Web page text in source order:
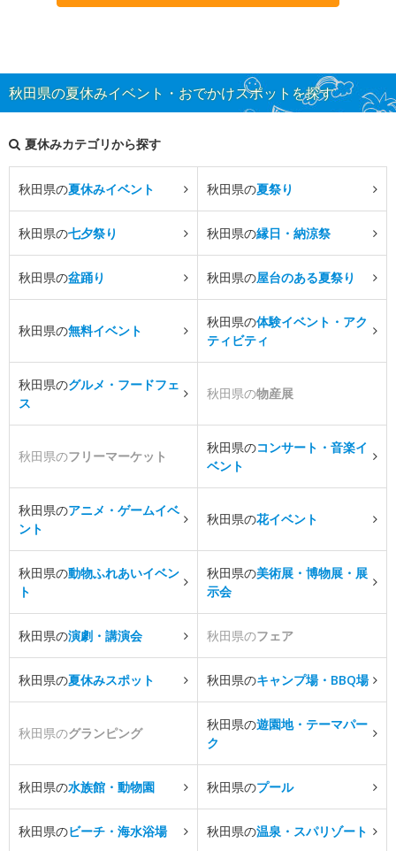
秋田県の夏休みイベント・おでかけスポットを探す
夏休みカテゴリから探す
秋田県の夏休みイベント 秋田県の夏祭り
秋田県の七夕祭り 秋田県の縁日・納涼祭
秋田県の盆踊り 秋田県の屋台のある夏祭り
秋田県の無料イベント
秋田県の体験イベント・アク
ティビティ
秋田県のグルメ・フードフェ
ス
秋田県の物産展
秋田県のフリーマーケット
秋田県のコンサート・音楽イ
ベント
秋田県のアニメ・ゲームイベ
ント
秋田県の花イベント
秋田県の動物ふれあいイベン
ト
秋田県の美術展・博物展・展
示会
秋田県の演劇・講演会 秋田県のフェア
秋田県の夏休みスポット 秋田県のキャンプ場・BBQ場
秋田県のグランピング
秋田県の遊園地・テーマパー
ク
秋田県の水族館・動物園 秋田県のプール
秋田県のビーチ・海水浴場 秋田県の温泉・スパリゾート